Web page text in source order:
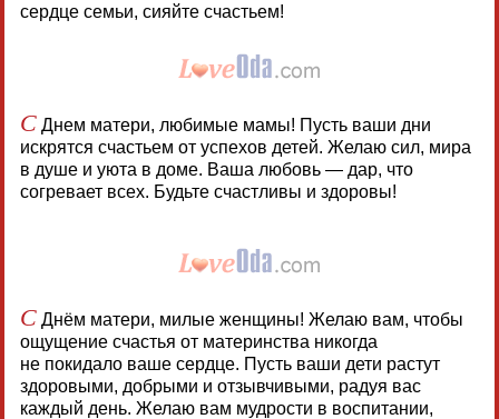
сердце семьи, сияйте счастьем!
СДнем матери, любимые мамы! Пусть ваши дни
искрятся счастьем от успехов детей. Желаю сил, мира
в душе и уюта в доме. Ваша любовь — дар, что
согревает всех. Будьте счастливы и здоровы!
СДнём матери, милые женщины! Желаю вам, чтобы
ощущение счастья от материнства никогда
не покидало ваше сердце. Пусть ваши дети растут
здоровыми, добрыми и отзывчивыми, радуя вас
каждый день. Желаю вам мудрости в воспитании,